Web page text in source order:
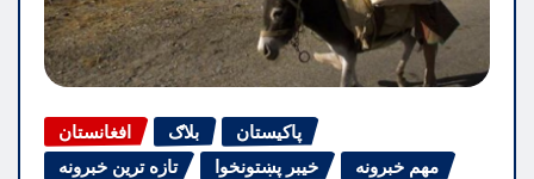
افغانستان بلاګ
پاکیستان
تازه ترین خبرونه
خیبر پښتونخوا
مهم خبرونه